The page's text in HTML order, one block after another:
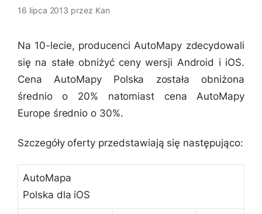
16 lipca 2013 przez Kan
Na 10-lecie, producenci AutoMapy zdecydowali
się na stałe obniżyć ceny wersji Android i iOS.
Cena AutoMapy Polska została obniżona
średnio o 20% natomiast cena AutoMapy
Europe średnio o 30%.
Szczegóły oferty przedstawiają się następująco:
AutoMapa
Polska dla iOS